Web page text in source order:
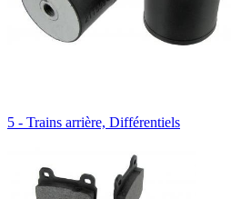
5 - Trains arrière, Différentiels